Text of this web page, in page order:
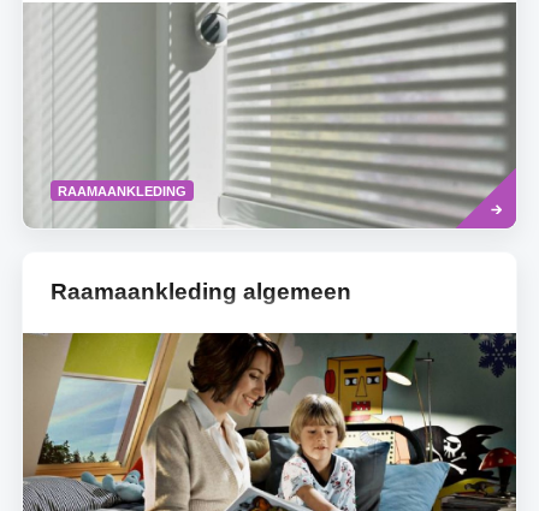
RAAMAANKLEDING
Read
more
Raamaankleding algemeen